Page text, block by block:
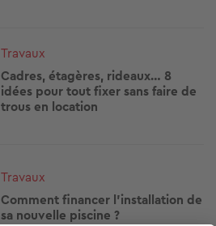
Travaux
Cadres, étagères, rideaux… 8
idées pour tout fixer sans faire de
trous en location
Travaux
Comment financer l'installation de
sa nouvelle piscine ?